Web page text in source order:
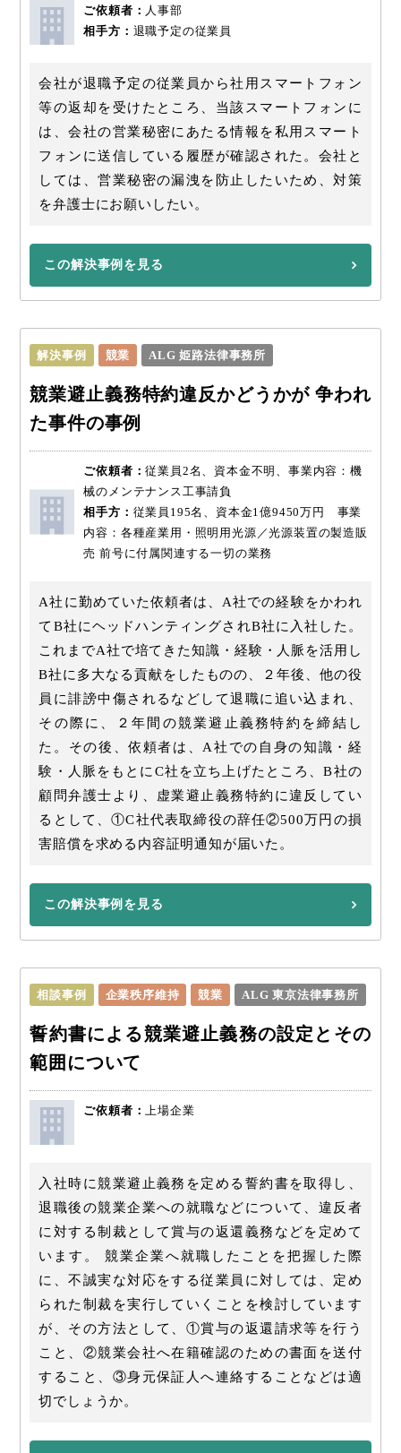
ご依頼者： 人事部
相手方： 退職予定の従業員
会社が退職予定の従業員から社用スマートフォン
等の返却を受けたところ、当該スマートフォンに
は、会社の営業秘密にあたる情報を私用スマート
フォンに送信している履歴が確認された。会社と
しては、営業秘密の漏洩を防止したいため、対策
を弁護士にお願いしたい。
この解決事例を見る
解決事例 競業 ALG 姫路法律事務所
競業避止義務特約違反かどうかが 争われ
た事件の事例
ご依頼者：従業員2名、資本金不明、事業内容：機
械のメンテナンス工事請負
相手方： 従業員195名、資本金1億9450万円 事業
内容：各種産業用・照明用光源／光源装置の製造販
売 前号に付属関連する一切の業務
A社に勤めていた依頼者は、A社での経験をかわれ
てB社にヘッドハンティングされB社に入社した。
これまでA社で培てきた知識・経験・人脈を活用し
B社に多大なる貢献をしたものの、２年後、他の役
員に誹謗中傷されるなどして退職に追い込まれ、
その際に、２年間の競業避止義務特約を締結し
た。その後、依頼者は、A社での自身の知識・経
験・人脈をもとにC社を立ち上げたところ、B社の
顧問弁護士より、虚業避止義務特約に違反してい
るとして、①C社代表取締役の辞任②500万円の損
害賠償を求める内容証明通知が届いた。
この解決事例を見る
相談事例 企業秩序維持 競業 ALG 東京法律事務所
誓約書による競業避止義務の設定とその
範囲について
ご依頼者：上場企業
入社時に競業避止義務を定める誓約書を取得し、
退職後の競業企業への就職などについて、違反者
に対する制裁として賞与の返還義務などを定めて
います。 競業企業へ就職したことを把握した際
に、不誠実な対応をする従業員に対しては、定め
られた制裁を実行していくことを検討しています
が、その方法として、①賞与の返還請求等を行う
こと、②競業会社へ在籍確認のための書面を送付
すること、③身元保証人へ連絡することなどは適
切でしょうか。